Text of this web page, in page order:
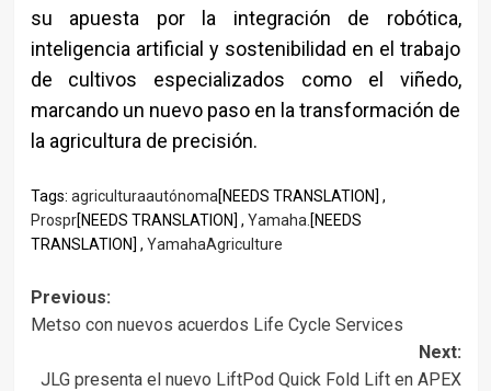
su apuesta por la integración de robótica,
inteligencia artificial y sostenibilidad en el trabajo
de cultivos especializados como el viñedo,
marcando un nuevo paso en la transformación de
la agricultura de precisión.
Tags: agriculturaautónoma[NEEDS TRANSLATION] ,
Prospr[NEEDS TRANSLATION] , Yamaha. [NEEDS
TRANSLATION] , YamahaAgriculture
Post
Previous:
Metso con nuevos acuerdos Life Cycle Services
Next:
JLG presenta el nuevo LiftPod Quick Fold Lift en APEX